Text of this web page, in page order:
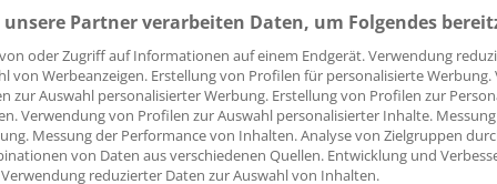
"Swahili zu lernen, war sicher eine der größten
denen ich mich bisher gestellt habe, und Mandarin-
Partner verarbeiten Daten, um Folgendes
oder Zugriff auf Informationen auf einem Endgerät. Verwendung
von Werbeanzeigen. Erstellung von Profilen für personalisierte
zur Auswahl personalisierter Werbung. Erstellung von Profilen zur
Verwendung von Profilen zur Auswahl personalisierter Inhalte.
Messung der Performance von Inhalten. Analyse von Zielgruppen
von Daten aus verschiedenen Quellen. Entwicklung und
reduzierter Daten zur Auswahl von Inhalten.